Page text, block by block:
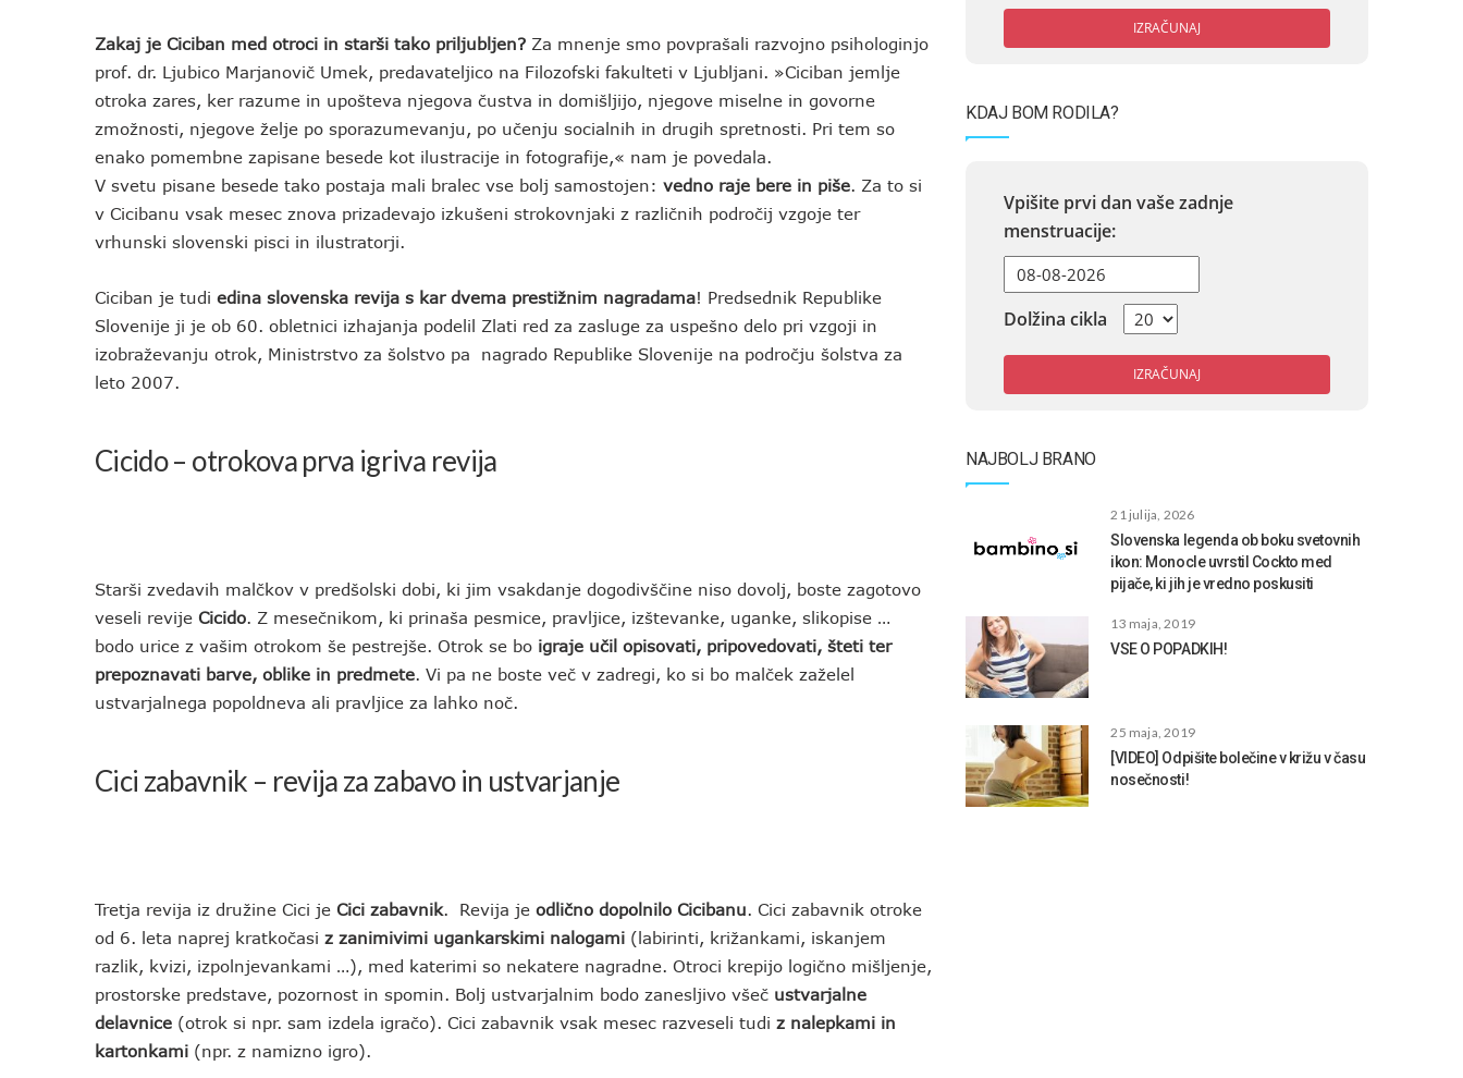
Zakaj je Ciciban med otroci in starši tako priljubljen? Za mnenje smo povprašali razvojno psihologinjo
prof. dr. Ljubico Marjanovič Umek, predavateljico na Filozofski fakulteti v Ljubljani. »Ciciban jemlje
otroka zares, ker razume in upošteva njegova čustva in domišljijo, njegove miselne in govorne
zmožnosti, njegove želje po sporazumevanju, po učenju socialnih in drugih spretnosti. Pri tem so
enako pomembne zapisane besede kot ilustracije in fotografije,« nam je povedala.
V svetu pisane besede tako postaja mali bralec vse bolj samostojen: vedno raje bere in piše. Za to si
v Cicibanu vsak mesec znova prizadevajo izkušeni strokovnjaki z različnih področij vzgoje ter
vrhunski slovenski pisci in ilustratorji.
Ciciban je tudi edina slovenska revija s kar dvema prestižnim nagradama! Predsednik Republike
Slovenije ji je ob 60. obletnici izhajanja podelil Zlati red za zasluge za uspešno delo pri vzgoji in
izobraževanju otrok, Ministrstvo za šolstvo pa nagrado Republike Slovenije na področju šolstva za
leto 2007.
Cicido– otrokova prva igriva revija
Starši zvedavih malčkov v predšolski dobi, ki jim vsakdanje dogodivščine niso dovolj, boste zagotovo
veseli revije Cicido. Z mesečnikom, ki prinaša pesmice, pravljice, izštevanke, uganke, slikopise …
bodo urice z vašim otrokom še pestrejše. Otrok se bo igraje učil opisovati, pripovedovati, šteti ter
prepoznavati barve, oblike in predmete. Vi pa ne boste več v zadregi, ko si bo malček zaželel
ustvarjalnega popoldneva ali pravljice za lahko noč.
Cici zabavnik – revija za zabavo in ustvarjanje
Tretja revija iz družine Cici je Cici zabavnik. Revija je odlično dopolnilo Cicibanu. Cici zabavnik otroke
od 6. leta naprej kratkočasi z zanimivimi ugankarskimi nalogami (labirinti, križankami, iskanjem
razlik, kvizi, izpolnjevankami …), med katerimi so nekatere nagradne. Otroci krepijo logično mišljenje,
prostorske predstave, pozornost in spomin. Bolj ustvarjalnim bodo zanesljivo všeč ustvarjalne
delavnice (otrok si npr. sam izdela igračo). Cici zabavnik vsak mesec razveseli tudi z nalepkami in
kartonkami (npr. z namizno igro).
IZRAČUNAJ
KDAJ BOM RODILA?
Vpišite prvi dan vaše zadnje
menstruacije:
Dolžina cikla
IZRAČUNAJ
NAJBOLJ BRANO
21 julija, 2026
Slovenska legenda ob boku svetovnih
ikon: Monocle uvrstil Cockto med
pijače, ki jih je vredno poskusiti
13 maja, 2019
VSE O POPADKIH!
25 maja, 2019
[VIDEO] Odpišite bolečine v križu v času
nosečnosti!